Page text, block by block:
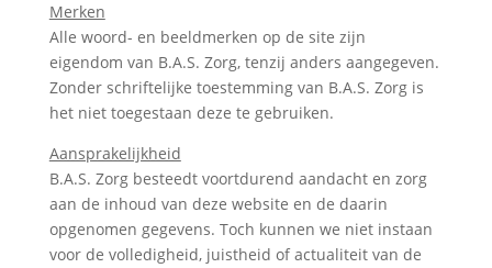
Merken
Alle woord- en beeldmerken op de site zijn
eigendom van B.A.S. Zorg, tenzij anders aangegeven.
Zonder schriftelijke toestemming van B.A.S. Zorg is
het niet toegestaan deze te gebruiken.
Aansprakelijkheid
B.A.S. Zorg besteedt voortdurend aandacht en zorg
aan de inhoud van deze website en de daarin
opgenomen gegevens. Toch kunnen we niet instaan
voor de volledigheid, juistheid of actualiteit van de